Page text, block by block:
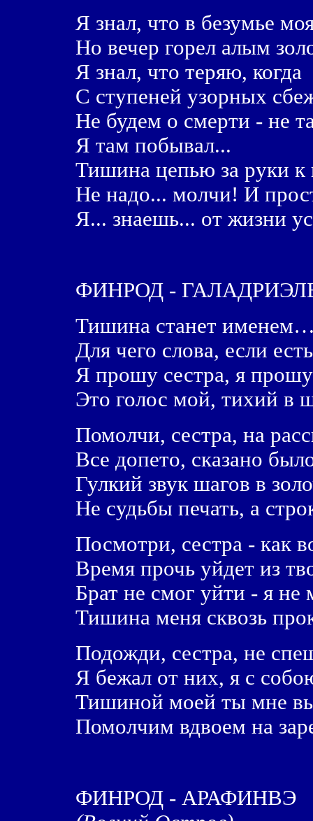
Я знал, что в безумье
Но вечер горел алым
Я знал, что теряю, когда
С ступеней узорных
Не будем о смерти - не
Я там побывал...
Тишина цепью за руки к
Не надо... молчи! И
Я... знаешь... от жизни
ФИНРОД -
Тишина станет
Для чего слова, если
Я прошу сестра, я
Это голос мой, тихий в
Помолчи, сестра, на
Все допето, сказано
Гулкий звук шагов в
Не судьбы печать, а
Посмотри, сестра - как
Время прочь уйдет из
Брат не смог уйти - я не
Тишина меня сквозь
Подожди, сестра, не
Я бежал от них, я с
Тишиной моей ты мне
Помолчим вдвоем на
ФИНРОД - АРАФИНВЭ